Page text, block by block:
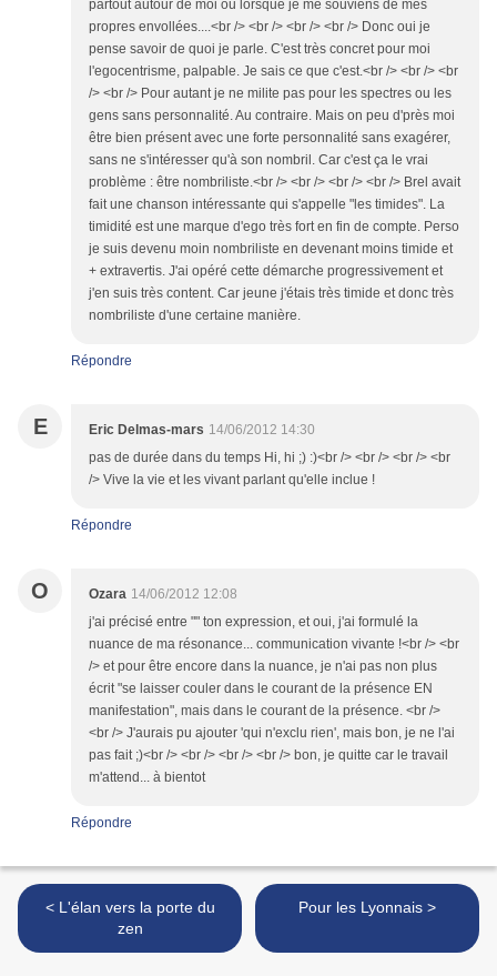
partout autour de moi ou lorsque je me souviens de mes
propres envollées....<br /> <br /> <br /> <br /> Donc oui je
pense savoir de quoi je parle. C'est très concret pour moi
l'egocentrisme, palpable. Je sais ce que c'est.<br /> <br /> <br
/> <br /> Pour autant je ne milite pas pour les spectres ou les
gens sans personnalité. Au contraire. Mais on peu d'près moi
être bien présent avec une forte personnalité sans exagérer,
sans ne s'intéresser qu'à son nombril. Car c'est ça le vrai
problème : être nombriliste.<br /> <br /> <br /> <br /> Brel avait
fait une chanson intéressante qui s'appelle "les timides". La
timidité est une marque d'ego très fort en fin de compte. Perso
je suis devenu moin nombriliste en devenant moins timide et
+ extravertis. J'ai opéré cette démarche progressivement et
j'en suis très content. Car jeune j'étais très timide et donc très
nombriliste d'une certaine manière.
Répondre
E Eric Delmas-mars 14/06/2012 14:30
pas de durée dans du temps Hi, hi ;) :)<br /> <br /> <br /> <br
/> Vive la vie et les vivant parlant qu'elle inclue !
Répondre
O Ozara 14/06/2012 12:08
j'ai précisé entre "" ton expression, et oui, j'ai formulé la
nuance de ma résonance... communication vivante !<br /> <br
/> et pour être encore dans la nuance, je n'ai pas non plus
écrit "se laisser couler dans le courant de la présence EN
manifestation", mais dans le courant de la présence. <br />
<br /> J'aurais pu ajouter 'qui n'exclu rien', mais bon, je ne l'ai
pas fait ;)<br /> <br /> <br /> <br /> bon, je quitte car le travail
m'attend... à bientot
Répondre
< L'élan vers la porte du
zen
Pour les Lyonnais >